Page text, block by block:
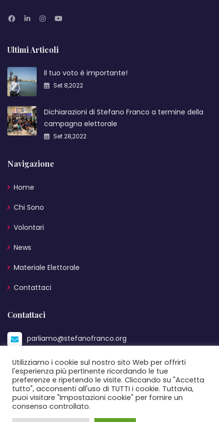
Ultimi Articoli
Il tuo voto è importante!
Set 8,2022
Dichiarazioni di Stefano Franco a termine della
campagna elettorale
Set 28,2022
Navigazione
Home
Chi Sono
Volontari
News
Materiale Elettorale
Contattaci
Contattaci
parliamo@stefanofranco.org
+39 333 2608148
via principe amedeo 134
Utilizziamo i cookie sul nostro sito Web per offrirti
l'esperienza più pertinente ricordando le tue
preferenze e ripetendo le visite. Cliccando su "Accetta
tutto", acconsenti all'uso di TUTTI i cookie. Tuttavia,
puoi visitare "Impostazioni cookie" per fornire un
consenso controllato.